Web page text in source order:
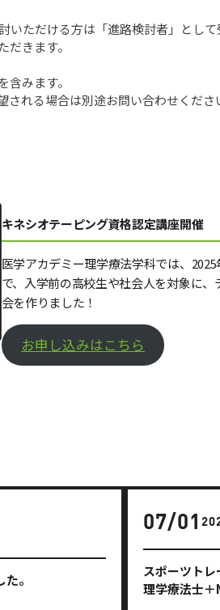
ただける方は「進路検討者」として
きます。
みます。
れる場合は別途お問い合わせくださ
キネシオテーピング資格認定講座開催
医学アカデミー理学療法学科では、
で、入学前の高校生や社会人を対象に
会を作りました！
お申し込みはこちら
。
07/01
スポーツト
理学療法士＋